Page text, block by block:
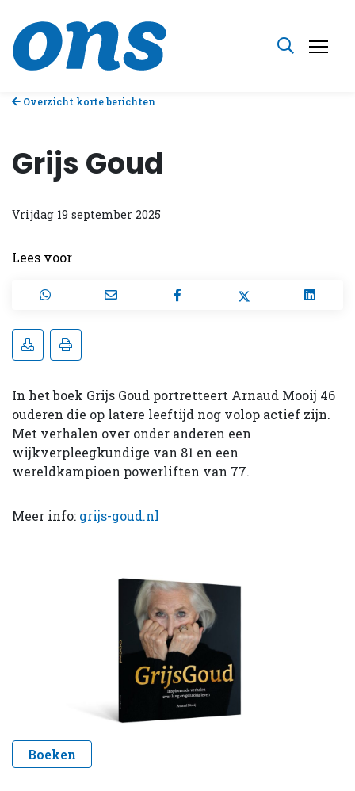
Overzicht korte berichten
Grijs Goud
Vrijdag 19 september 2025
Lees voor
In het boek Grijs Goud portretteert Arnaud Mooij 46
ouderen die op latere leeftijd nog volop actief zijn.
Met verhalen over onder anderen een
wijkverpleegkundige van 81 en een
wereldkampioen powerliften van 77.
Meer info: grijs-goud.nl
Boeken